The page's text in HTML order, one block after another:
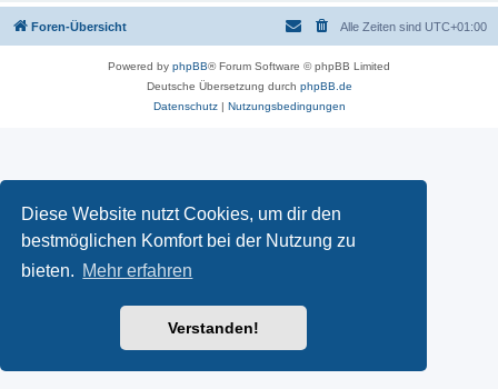
Diese Website nutzt Cookies, um dir den
bestmöglichen Komfort bei der Nutzung zu
bieten. Mehr erfahren
Verstanden!
Foren-Übersicht Alle Zeiten sind UTC+01:00
Powered by phpBB® Forum Software © phpBB Limited
Deutsche Übersetzung durch phpBB.de
Datenschutz| Nutzungsbedingungen